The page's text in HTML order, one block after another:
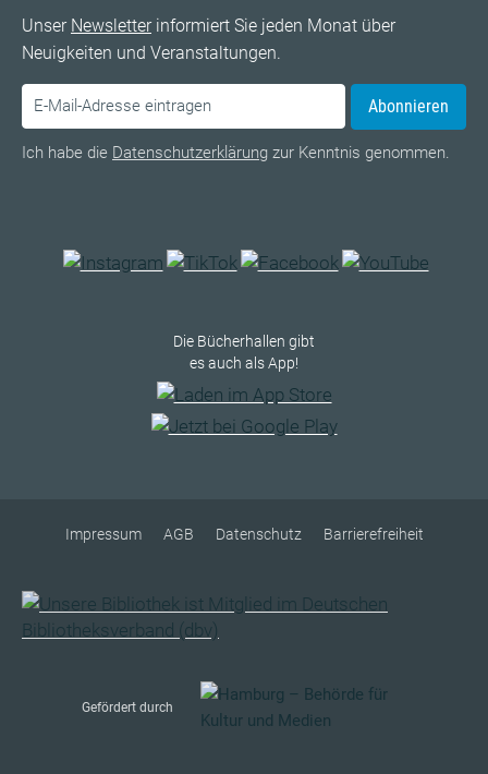
Unser Newsletterinformiert Sie jeden Monat über
Neuigkeiten und Veranstaltungen.
Abonnieren
Ich habe die Datenschutzerklärung zur Kenntnis genommen.
Die Bücherhallen gibt
es auch als App!
Impressum AGB Datenschutz Barrierefreiheit
Gefördert durch